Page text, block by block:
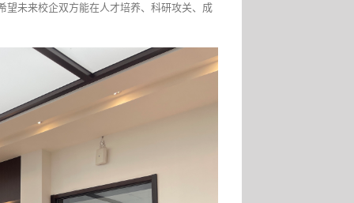
望未来校企双方能在人才培养、科研攻关、成